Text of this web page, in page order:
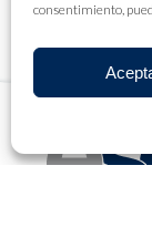
consentimiento,